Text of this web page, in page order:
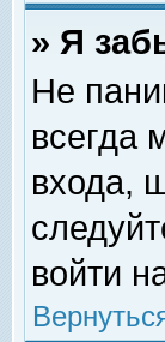
» Я
Не
всегда
входа,
войти